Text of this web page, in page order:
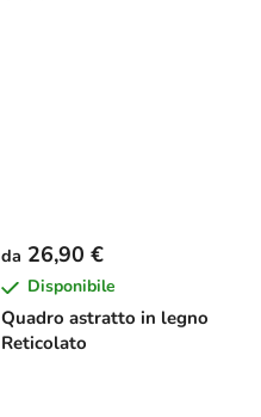
Quadro astratto in legno
Reticolato
da 26,90 €
Disponibile